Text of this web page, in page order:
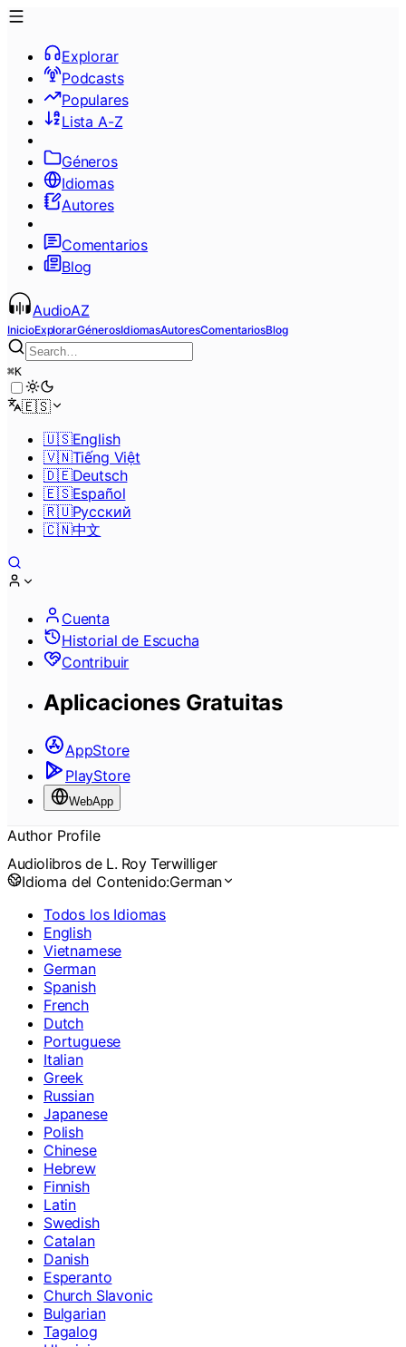
Explorar
Podcasts
Populares
Lista A-Z
Géneros
Idiomas
Autores
Comentarios
Blog
AudioAZ
InicioExplorarGénerosIdiomasAutoresComentariosBlog
⌘K
🇪🇸
🇺🇸English
🇻🇳Tiếng Việt
🇩🇪Deutsch
🇪🇸Español
🇷🇺Pусский
🇨🇳中文
Cuenta
Historial de Escucha
Contribuir
Aplicaciones Gratuitas
AppStore
PlayStore
WebApp
Author Profile
Audiolibros de L. Roy Terwilliger
Idioma del Contenido:German
Todos los Idiomas
English
Vietnamese
German
Spanish
French
Dutch
Portuguese
Italian
Greek
Russian
Japanese
Polish
Chinese
Hebrew
Finnish
Latin
Swedish
Catalan
Danish
Esperanto
Church Slavonic
Bulgarian
Tagalog